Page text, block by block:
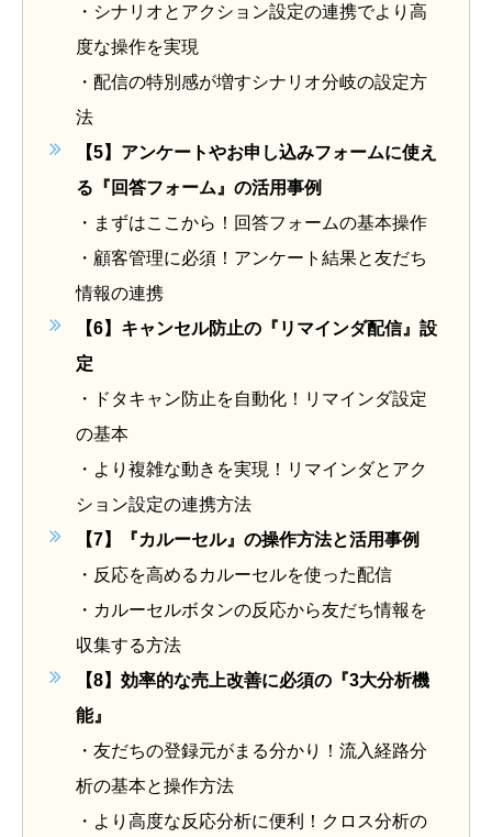
・ シナリオとアクション設定の連携でより高
度な操作を実現
・ 配信の特別感が増すシナリオ分岐の設定方
法
【5】 アンケートやお申し込みフォームに使え
る『 回答フォーム』の活用事例
・ まずはここから！回答フォームの基本操作
・ 顧客管理に必須！ アンケート結果と友だち
情報の連携
【6】 キャンセル防止の『リマインダ配信』設
定
・
ドタキャン防止を自動化！
リマインダ設定
の基本
・
より複雑な動きを実現！リマインダとアク
ション設定の連携方法
【7】『カルーセル』 の操作方法と活用事例
・ 反応を高める カルーセルを使った配信
・ カルーセルボタンの反応から友だち情報を
収集する方法
【8】 効率的な売上改善に必須の『3大分析機
能』
・ 友だちの登録元がまる分かり！ 流入経路分
析の基本と操作方法
・
より高度な反応分析に便利！クロス分析の